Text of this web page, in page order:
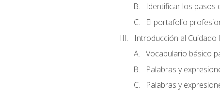
Identificar los pasos
El portafolio
Introducción al Cuidado
Vocabulario básico
Palabras y
Palabras y